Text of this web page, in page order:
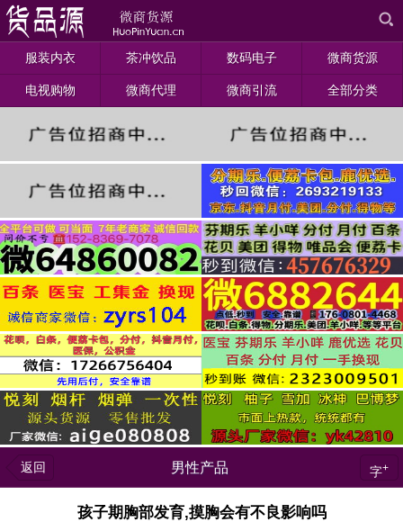
服装内衣 茶冲饮品 数码电子 微商货源
电视购物 微商代理 微商引流 全部分类
返回 男性产品 字+
孩子期胸部发育,摸胸会有不良影响吗